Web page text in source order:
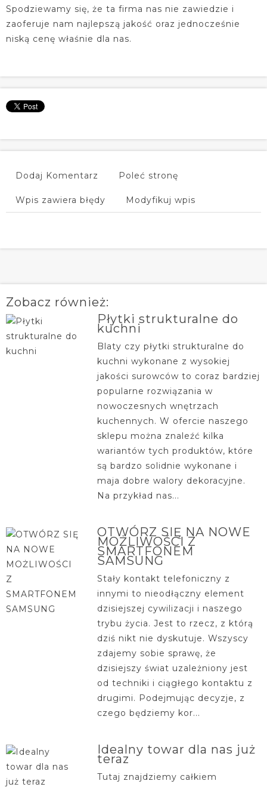
Spodziewamy się, że ta firma nas nie zawiedzie i
zaoferuje nam najlepszą jakość oraz jednocześnie
niską cenę właśnie dla nas.
Dodaj Komentarz Poleć stronę
Wpis zawiera błędy Modyfikuj wpis
Zobacz również:
Płytki strukturalne do
kuchni
Blaty czy płytki strukturalne do
kuchni wykonane z wysokiej
jakości surowców to coraz bardziej
popularne rozwiązania w
nowoczesnych wnętrzach
kuchennych. W ofercie naszego
sklepu można znaleźć kilka
wariantów tych produktów, które
są bardzo solidnie wykonane i
maja dobre walory dekoracyjne.
Na przykład nas...
OTWÓRZ SIĘ NA NOWE
MOŻLIWOŚCI Z
SMARTFONEM
SAMSUNG
Stały kontakt telefoniczny z
innymi to nieodłączny element
dzisiejszej cywilizacji i naszego
trybu życia. Jest to rzecz, z którą
dziś nikt nie dyskutuje. Wszyscy
zdajemy sobie sprawę, że
dzisiejszy świat uzależniony jest
od techniki i ciągłego kontaktu z
drugimi. Podejmując decyzje, z
czego będziemy kor...
Idealny towar dla nas już
teraz
Tutaj znajdziemy całkiem